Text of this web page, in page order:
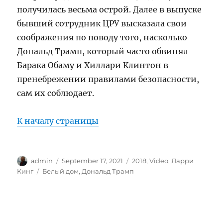
получилась весьма острой. Далее в выпуске
бывший сотрудник ЦРУ высказала свои
соображения по поводу того, насколько
Дональд Трамп, который часто обвинял
Барака Обаму и Хиллари Клинтон в
пренебрежении правилами безопасности,
сам их соблюдает.
К началу страницы
Author
admin
Posted
on
September 17, 2021 Categories
2018,Video, Ларри
Кинг
Tags
Белый дом, Дональд Трамп